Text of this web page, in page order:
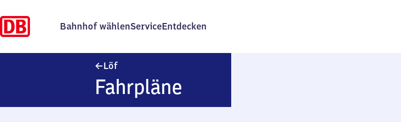
Bahnhof wählenServiceEntdecken
LöfLöf
Fahrpläne